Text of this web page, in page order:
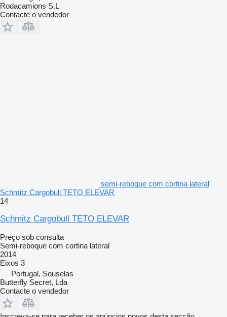
Rodacamions S.L
Contacte o vendedor
semi-reboque com cortina lateral
Schmitz Cargobull TETO ELEVAR
14
Schmitz Cargobull TETO ELEVAR
Preço sob consulta
Semi-reboque com cortina lateral
2014
Eixos 3
Portugal, Souselas
Butterfly Secret, Lda
Contacte o vendedor